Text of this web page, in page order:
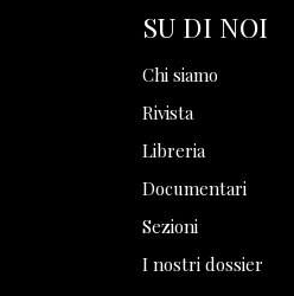
SU DI NOI
Chi siamo
Rivista
Libreria
Documentari
Sezioni
I nostri dossier